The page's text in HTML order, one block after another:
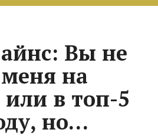
Вы не
на
в топ-5
но…